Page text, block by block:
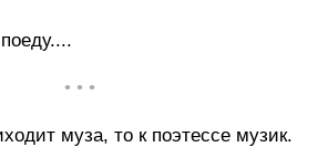
• • •
муза, то к поэтессе музик.